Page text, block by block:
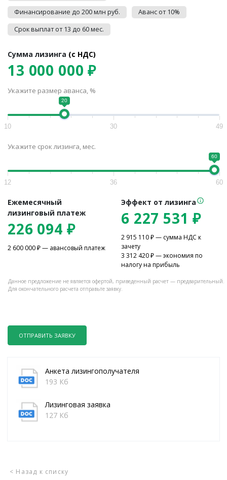
Финансирование до 200 млн руб.
Аванс от 10%
Срок выплат от 13 до 60 мес.
Сумма лизинга (c НДС)
13 000 000 ₽
Укажите размер аванса, %
20
10 30 49
Укажите срок лизинга, мес.
60
12 36 60
Ежемесячный
лизинговый платеж
226 094 ₽
2 600 000₽ — авансовый платеж
Эффект от лизинга
6 227 531 ₽
2 915 110₽ — сумма НДС к
зачету
3 312 420₽ — экономия по
налогу на прибыль
Данное предложение не является офертой, приведенный расчет — предварительный.
Для окончательного расчета отправьте заявку.
ОТПРАВИТЬ ЗАЯВКУ
Анкета лизингополучателя
193 Кб
Лизинговая заявка
127 Кб
< Назад к списку